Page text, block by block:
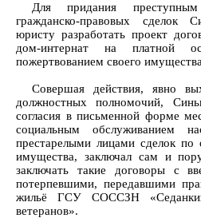
Для придания
гражданско-правовых сделок
юристу разработать проект
дом-интернат на платной
пожертвованием своего
Совершая действия, явно
должностных полномочий,
согласия в письменной форме
социальным обслуживанием
престарелыми лицами сделок
имущества, заключал сам и
заключать такие договоры с
потерпевшими, передавшими
жильё ГСУ СОССЗН
ветеранов».